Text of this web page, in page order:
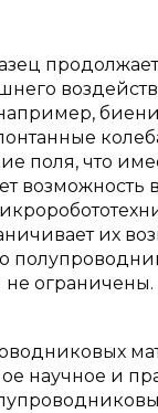
поля, что
их
ограничены.
научное и